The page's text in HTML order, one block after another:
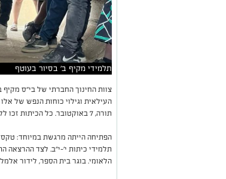
תלמידי מקיף ב' בסיור בעוטף
צוות החינוך החברתי של בי"ס
העילאית וגילוי כוחות הנפש של
תורה, 7 באוקטובר. כל הכיתות זכו ללמוד ולהתחבר לערכים של גבורה, ערבות הדדית, חסד ועוז רוח.
הפתיחה הייתה מרגשת במיוחד: טקס
תלמידי כיתות י'-י"ב. לצד ההרצאה
הלאומי. בוגר בית הספר, לידור